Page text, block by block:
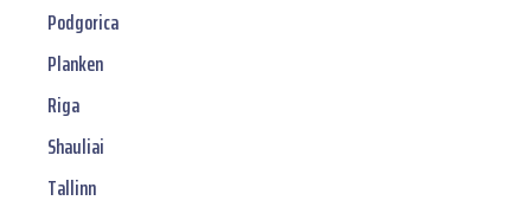
Podgorica
Planken
Riga
Shauliai
Tallinn